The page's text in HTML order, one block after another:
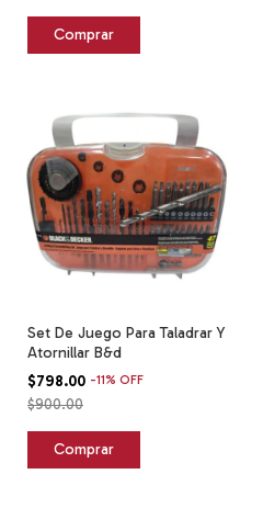
Set De Juego Para Taladrar Y
Atornillar B&d
$798.00 -11% OFF
$900.00